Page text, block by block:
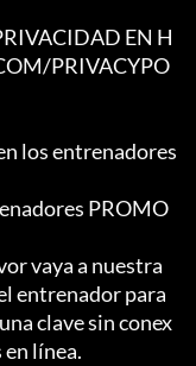
EN H
PRIVACYPO
los entrenadores
PROMO
vaya a nuestra
entrenador para
clave sin conex
línea.